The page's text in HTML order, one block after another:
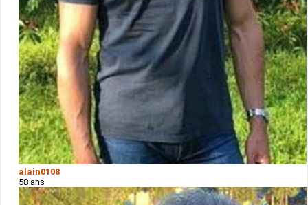
alain0108
58 ans